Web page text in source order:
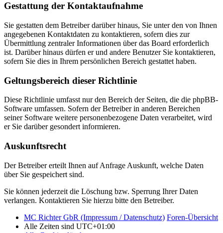
Gestattung der Kontaktaufnahme
Sie gestatten dem Betreiber darüber hinaus, Sie unter den von Ihnen
angegebenen Kontaktdaten zu kontaktieren, sofern dies zur
Übermittlung zentraler Informationen über das Board erforderlich
ist. Darüber hinaus dürfen er und andere Benutzer Sie kontaktieren,
sofern Sie dies in Ihrem persönlichen Bereich gestattet haben.
Geltungsbereich dieser Richtlinie
Diese Richtlinie umfasst nur den Bereich der Seiten, die die phpBB-
Software umfassen. Sofern der Betreiber in anderen Bereichen
seiner Software weitere personenbezogene Daten verarbeitet, wird
er Sie darüber gesondert informieren.
Auskunftsrecht
Der Betreiber erteilt Ihnen auf Anfrage Auskunft, welche Daten
über Sie gespeichert sind.
Sie können jederzeit die Löschung bzw. Sperrung Ihrer Daten
verlangen. Kontaktieren Sie hierzu bitte den Betreiber.
MC Richter GbR (Impressum / Datenschutz) Foren-Übersicht
Alle Zeiten sind UTC+01:00